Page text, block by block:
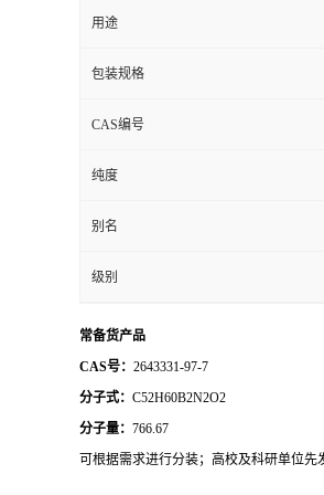
用途
包装规格
CAS编号
纯度
别名
级别
常备货产品
CAS号： 2643331-97-7
分子式： C52H60B2N2O2
分子量： 766.67
可根据需求进行分装； 高校及科研单位先